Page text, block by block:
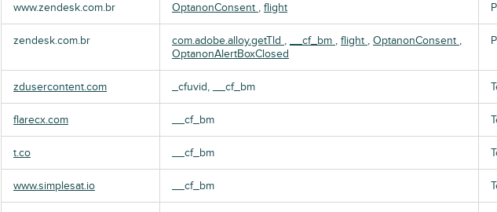
estritamente
www.zendesk.com.br OptanonConsent , flight
zendesk.com.br com.adobe.alloy.getTld , __cf_bm , flight , OptanonConsent ,
OptanonAlertBoxClosed
zdusercontent.com _cfuvid, __cf_bm
flarecx.com __cf_bm
t.co __cf_bm
www.simplesat.io __cf_bm